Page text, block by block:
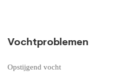
Vochtproblemen
Opstijgend vocht